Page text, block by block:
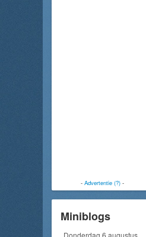
- Advertentie (?)-
Miniblogs
Donderdag 6 augustus